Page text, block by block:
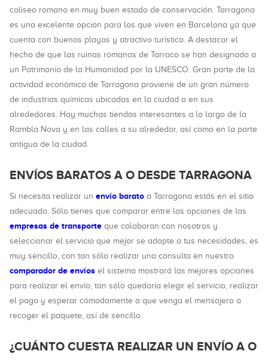
coliseo romano en muy buen estado de conservación. Tarragona
es una excelente opción para los que viven en Barcelona ya que
cuenta con buenas playas y atractivo turístico. A destacar el
hecho de que las ruinas romanas de Tarraco se han designado a
un Patrimonio de la Humanidad por la UNESCO. Gran parte de la
actividad económica de Tarragona proviene de un gran número
de industrias químicas ubicadas en la ciudad o en sus
alrededores. Hay muchas tiendas interesantes a lo largo de la
Rambla Nova y en las calles a su alrededor, así como en la parte
antigua de la ciudad.
ENVÍOS BARATOS A O DESDE TARRAGONA
Si necesita realizar un envío barato a Tarragona estás en el sitio
adecuado. Sólo tienes que comparar entre las opciones de las
empresas de transporte que colaboran con nosotros y
seleccionar el servicio que mejor se adapte a tus necesidades, es
muy sencillo, con tan sólo realizar una consulta en nuestro
comparador de envíos el sistema mostrará las mejores opciones
para realizar el envío, tan sólo quedaría elegir el servicio, realizar
el pago y esperar cómodamente a que venga el mensajero a
recoger el paquete, así de sencillo.
¿CUÁNTO CUESTA REALIZAR UN ENVÍO A O